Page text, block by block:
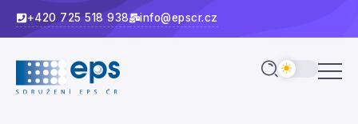
+420 725 518 938 info@epscr.cz